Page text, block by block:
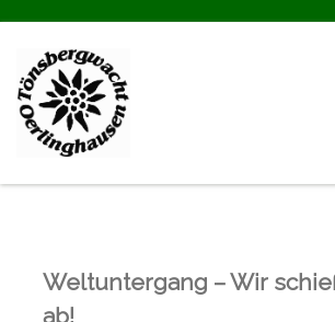
Weltuntergang – Wir
ab!